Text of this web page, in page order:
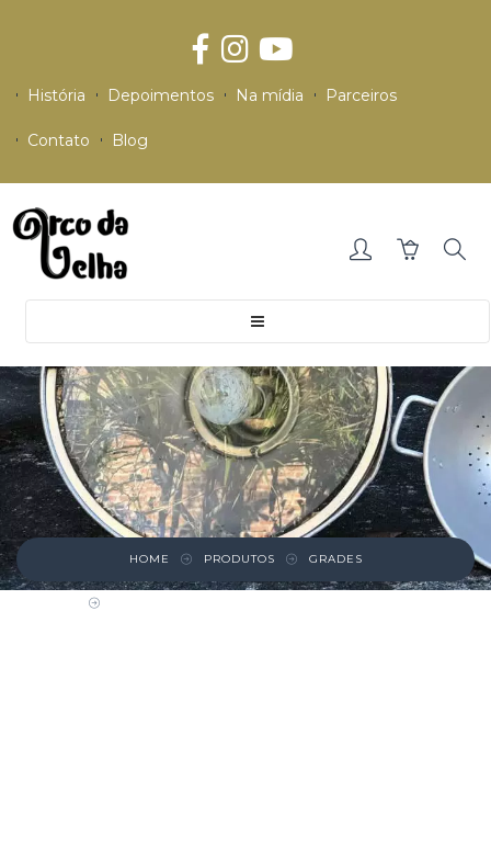
História Depoimentos Na mídia Parceiros
Contato Blog
HOME PRODUTOS GRADES